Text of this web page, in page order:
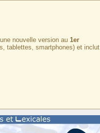
nouvelle version au 1er
tablettes, smartphones) et inclut